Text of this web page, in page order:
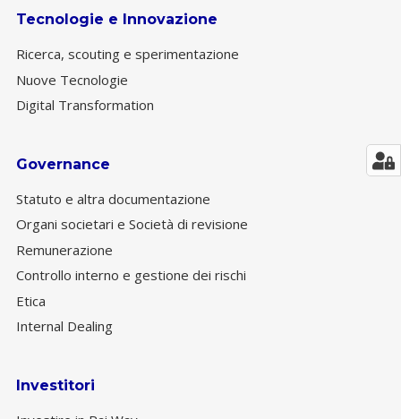
Tecnologie e Innovazione
Ricerca, scouting e sperimentazione
Nuove Tecnologie
Digital Transformation
Governance
Statuto e altra documentazione
Organi societari e Società di revisione
Remunerazione
Controllo interno e gestione dei rischi
Etica
Internal Dealing
Investitori